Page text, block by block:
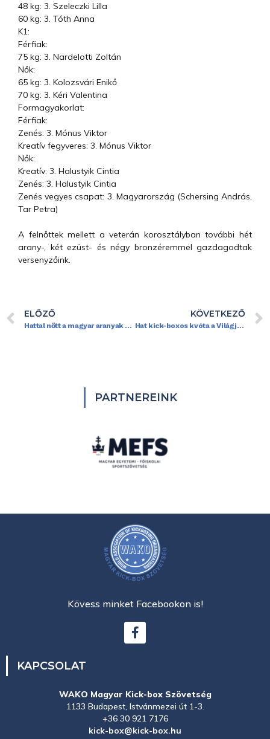
48 kg: 3. Szeleczki Lilla
60 kg: 3. Tóth Anna
K1:
Férfiak:
75 kg: 3. Nardelotti Zoltán
Nők:
65 kg: 3. Kolozsvári Enikő
70 kg: 3. Kéri Valentina
Formagyakorlat:
Férfiak:
Zenés: 3. Mónus Viktor
Kreatív fegyveres: 3. Mónus Viktor
Nők:
Kreatív: 3. Halustyik Cintia
Zenés: 3. Halustyik Cintia
Zenés vegyes csapat: 3. Magyarország (Schersing András,
Tar Petra)
A felnőttek mellett a veterán korosztályban további hét
arany-, két ezüst- és négy bronzéremmel gazdagodtak
versenyzőink.
ELŐZŐ
Hattal nőtt a magyar aranyak száma a kick-box Eb-n
KÖVETKEZŐ
Hat kick-boxos kvóta a Világjátékokra
PARTNEREINK
Kövess minket Facebookon is!
KAPCSOLAT
WAKO Magyar Kick-box Szövetség
1133 Budapest, Istvánmezei út 1-3.
+36 30 921 7176
kick-box@kick-box.hu